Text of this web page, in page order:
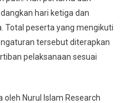
hari ketiga dan
Total peserta yang mengikuti
tersebut diterapkan
pelaksanaan sesuai
Nurul Islam Research